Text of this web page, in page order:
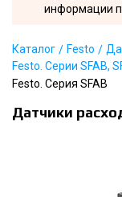
информации
Каталог Festo
Festo. Серии SFAB,
Festo. Серия SFAB
Датчики